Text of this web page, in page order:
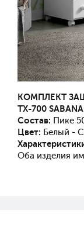
КОМПЛЕКТ
TX-700
Состав: Пике
Цвет: Белый -
Оба изделия